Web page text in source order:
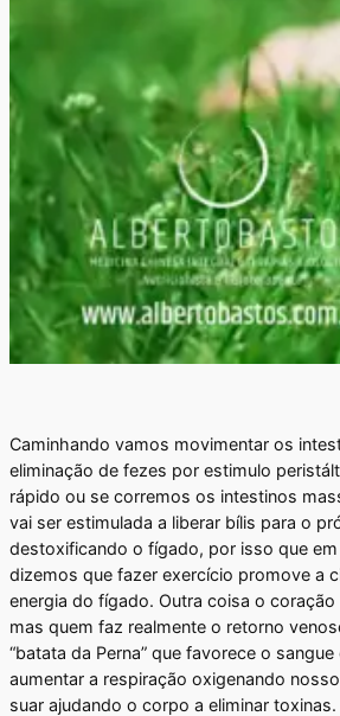
Caminhando vamos movimentar os
eliminação de fezes por estimulo
rápido ou se corremos os intestinos
vai ser estimulada a liberar bílis para o
destoxificando o fígado, por isso que
dizemos que fazer exercício promove a
energia do fígado. Outra coisa o
mas quem faz realmente o retorno
“batata da Perna” que favorece o
aumentar a respiração oxigenando
suar ajudando o corpo a eliminar